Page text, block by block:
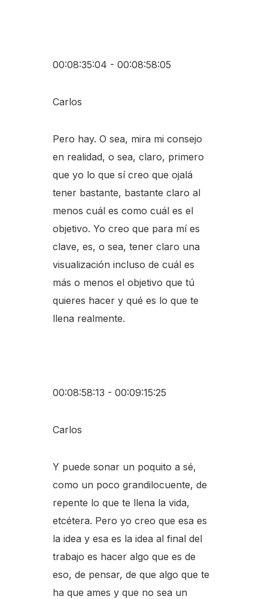
00:08:35:04 - 00:08:58:05
Carlos
Pero hay. O sea, mira mi consejo
en realidad, o sea, claro, primero
que yo lo que sí creo que ojalá
tener bastante, bastante claro al
menos cuál es como cuál es el
objetivo. Yo creo que para mí es
clave, es, o sea, tener claro una
visualización incluso de cuál es
más o menos el objetivo que tú
quieres hacer y qué es lo que te
llena realmente.
00:08:58:13 - 00:09:15:25
Carlos
Y puede sonar un poquito a sé,
como un poco grandilocuente, de
repente lo que te llena la vida,
etcétera. Pero yo creo que esa es
la idea y esa es la idea al final del
trabajo es hacer algo que es de
eso, de pensar, de que algo que te
ha que ames y que no sea un